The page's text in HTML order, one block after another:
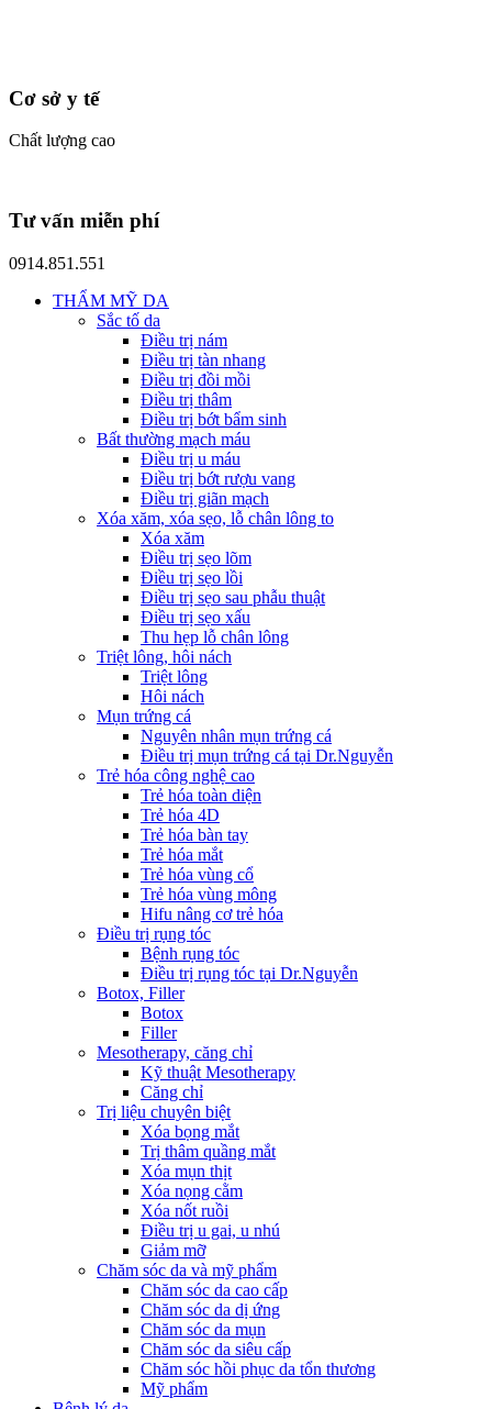
Cơ sở y tế
Chất lượng cao
Tư vấn miễn phí
0914.851.551
THẨM MỸ DA
Sắc tố da
Điều trị nám
Điều trị tàn nhang
Điều trị đồi mồi
Điều trị thâm
Điều trị bớt bẩm sinh
Bất thường mạch máu
Điều trị u máu
Điều trị bớt rượu vang
Điều trị giãn mạch
Xóa xăm, xóa sẹo, lỗ chân lông to
Xóa xăm
Điều trị sẹo lõm
Điều trị sẹo lồi
Điều trị sẹo sau phẫu thuật
Điều trị sẹo xấu
Thu hẹp lỗ chân lông
Triệt lông, hôi nách
Triệt lông
Hôi nách
Mụn trứng cá
Nguyên nhân mụn trứng cá
Điều trị mụn trứng cá tại Dr.Nguyễn
Trẻ hóa công nghệ cao
Trẻ hóa toàn diện
Trẻ hóa 4D
Trẻ hóa bàn tay
Trẻ hóa mắt
Trẻ hóa vùng cổ
Trẻ hóa vùng mông
Hifu nâng cơ trẻ hóa
Điều trị rụng tóc
Bệnh rụng tóc
Điều trị rụng tóc tại Dr.Nguyễn
Botox, Filler
Botox
Filler
Mesotherapy, căng chỉ
Kỹ thuật Mesotherapy
Căng chỉ
Trị liệu chuyên biệt
Xóa bọng mắt
Trị thâm quầng mắt
Xóa mụn thịt
Xóa nọng cằm
Xóa nốt ruồi
Điều trị u gai, u nhú
Giảm mỡ
Chăm sóc da và mỹ phẩm
Chăm sóc da cao cấp
Chăm sóc da dị ứng
Chăm sóc da mụn
Chăm sóc da siêu cấp
Chăm sóc hồi phục da tổn thương
Mỹ phẩm